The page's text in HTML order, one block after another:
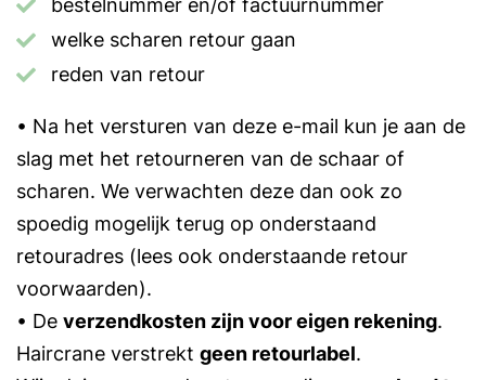
bestelnummer en/of factuurnummer
welke scharen retour gaan
reden van retour
• Na het versturen van deze e-mail kun je aan de
slag met het retourneren van de schaar of
scharen. We verwachten deze dan ook zo
spoedig mogelijk terug op onderstaand
retouradres (lees ook onderstaande retour
voorwaarden).
• De verzendkosten zijn voor eigen rekening.
Haircrane verstrekt geen retourlabel.